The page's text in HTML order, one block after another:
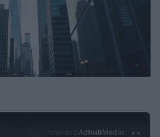
Ad hubMedia